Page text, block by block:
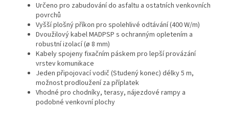
Určeno pro zabudování do asfaltu a ostatních venkovních
povrchů
Vyšší plošný příkon pro spolehlivé odtávání (400 W/m)
Dvoužilový kabel MADPSP s ochranným opletením a
robustní izolací (ø 8 mm)
Kabely spojeny fixačním páskem pro lepší provázání
vrstev komunikace
Jeden připojovací vodič (Studený konec) délky 5 m,
možnost prodloužení za příplatek
Vhodné pro chodníky, terasy, nájezdové rampy a
podobné venkovní plochy